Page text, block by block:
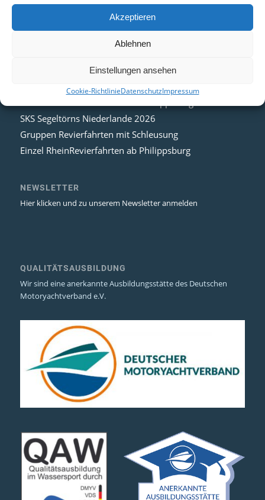
Akzeptieren
Ablehnen
Einstellungen ansehen
Cookie-RichtlinieDatenschutzImpressum
UKW Funkkurs Q4 2026
Kombikurs See/Bodenseepatent/Binnen Q4 2026
SKS Segeltörns Niederlande 2026
Gruppen Revierfahrten mit Schleusung
Einzel RheinRevierfahrten ab Philippsburg
NEWSLETTER
Hier klicken und zu unserem Newsletter anmelden
QUALITÄTSAUSBILDUNG
Wir sind eine anerkannte Ausbildungsstätte des Deutschen
Motoryachtverband e.V.